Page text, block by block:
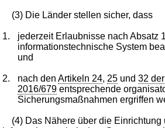
(3) Die Länder stellen sicher, dass
1.
jederzeit Erlaubnisse nach Absatz
informationstechnische System
und
2. nach denArtikeln 24, 25 und32
2016/679 entsprechende
Sicherungsmaßnahmen ergriffen
(4) Das Nähere über die Einrichtung